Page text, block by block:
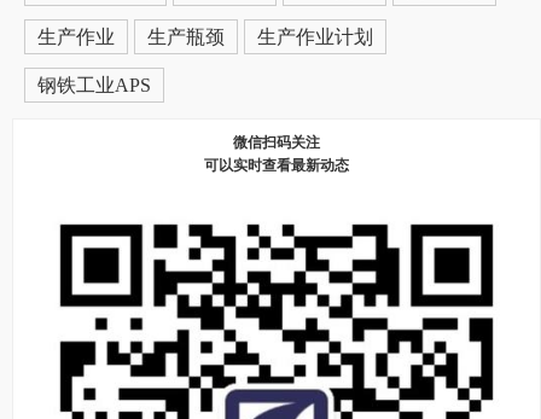
生产作业 生产瓶颈 生产作业计划
钢铁工业APS
微信扫码关注
可以实时查看最新动态